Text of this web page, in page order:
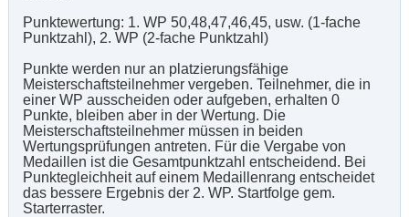
Punktewertung: 1. WP 50,48,47,46,45, usw. (1-fache
Punktzahl), 2. WP (2-fache Punktzahl)
Punkte werden nur an platzierungsfähige
Meisterschaftsteilnehmer vergeben. Teilnehmer, die in
einer WP ausscheiden oder aufgeben, erhalten 0
Punkte, bleiben aber in der Wertung. Die
Meisterschaftsteilnehmer müssen in beiden
Wertungsprüfungen antreten. Für die Vergabe von
Medaillen ist die Gesamtpunktzahl entscheidend. Bei
Punktegleichheit auf einem Medaillenrang entscheidet
das bessere Ergebnis der 2. WP. Startfolge gem.
Starterraster.